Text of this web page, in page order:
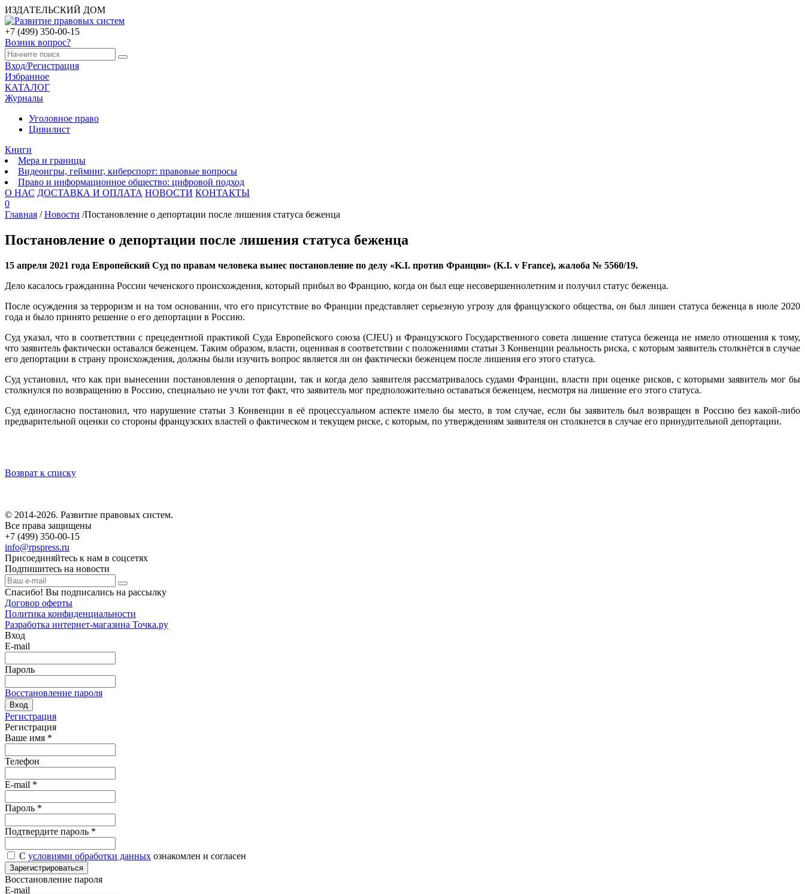
ИЗДАТЕЛЬСКИЙ ДОМ
+7 (499) 350-00-15
Возник вопрос?
Вход/Регистрация
Избранное
КАТАЛОГ
Журналы
Уголовное право
Цивилист
Книги
Мера и границы
Видеоигры, гейминг, киберспорт: правовые вопросы
Право и информационное общество: цифровой подход
О НАС ДОСТАВКА И ОПЛАТА НОВОСТИ КОНТАКТЫ
0
Главная / Новости /Постановление о депортации после лишения статуса беженца
Постановление о депортации после лишения статуса беженца
15 апреля 2021 года Европейский Суд по правам человека вынес постановление по делу «K.I. против Франции» (K.I. v France), жалоба № 5560/19.
Дело касалось гражданина России чеченского происхождения, который прибыл во Францию, когда он был еще несовершеннолетним и получил статус беженца.
После осуждения за терроризм и на том основании, что его присутствие во Франции представляет серьезную угрозу для французского общества, он был лишен статуса беженца в июле 2020
года и было принято решение о его депортации в Россию.
Суд указал, что в соответствии с прецедентной практикой Суда Европейского союза (CJEU) и Французского Государственного совета лишение статуса беженца не имело отношения к тому,
что заявитель фактически оставался беженцем. Таким образом, власти, оценивая в соответствии с положениями статьи 3 Конвенции реальность риска, с которым заявитель столкнётся в случае
его депортации в страну происхождения, должны были изучить вопрос является ли он фактически беженцем после лишения его этого статуса.
Суд установил, что как при вынесении постановления о депортации, так и когда дело заявителя рассматривалось судами Франции, власти при оценке рисков, с которыми заявитель мог бы
столкнулся по возвращению в Россию, специально не учли тот факт, что заявитель мог предположительно оставаться беженцем, несмотря на лишение его этого статуса.
Суд единогласно постановил, что нарушение статьи 3 Конвенции в её процессуальном аспекте имело бы место, в том случае, если бы заявитель был возвращен в Россию без какой-либо
предварительной оценки со стороны французских властей о фактическом и текущем риске, с которым, по утверждениям заявителя он столкнется в случае его принудительной депортации.
Возврат к списку
© 2014-2026. Развитие правовых систем.
Все права защищены
+7 (499) 350-00-15
info@rpspress.ru
Присоединяйтесь к нам в соцсетях
Подпишитесь на новости
Спасибо! Вы подписались на рассылку
Договор оферты
Политика конфиденциальности
Разработка интернет-магазина Точка.ру
Вход
E-mail
Пароль
Восстановление пароля
Вход
Регистрация
Регистрация
Ваше имя *
Телефон
E-mail *
Пароль *
Подтвердите пароль *
С условиями обработки данных ознакомлен и согласен
Зарегистрироваться
Восстановление пароля
E-mail